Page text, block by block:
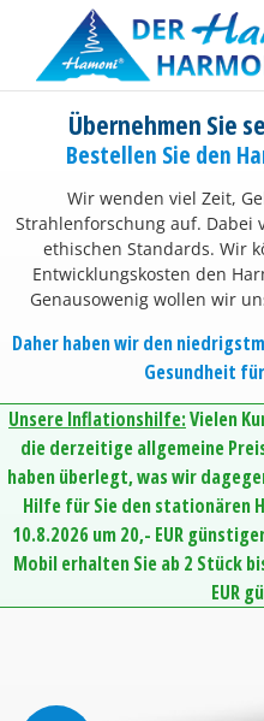
content
Übernehmen Sie
Bestellen Sie den
Wir wenden viel Zeit,
Strahlenforschung auf. Dabei
ethischen Standards. Wir
Entwicklungskosten den
Genausowenig wollen wir
Daher haben wir den
Gesundheit
Unsere Inflationshilfe:Vielen
die derzeitige allgemeine
haben überlegt, was wir
Hilfe für Sie den stationären
10.8.2026 um 20,- EUR
Mobil erhalten Sie ab 2 Stück
EUR